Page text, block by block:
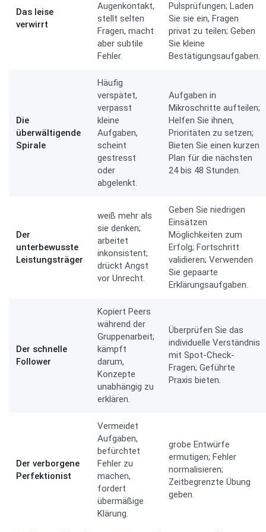
Das leise
verwirrt
Augenkontakt,
stellt selten
Fragen, macht
aber subtile
Fehler.
Pulsprüfungen; Laden
Sie sie ein, Fragen
privat zu teilen; Geben
Sie kleine
Bestätigungsaufgaben.
Die
überwältigende
Spirale
Häufig
verspätet,
verpasst
kleine
Aufgaben,
scheint
gestresst
oder
abgelenkt.
Aufgaben in
Mikroschritte aufteilen;
Helfen Sie ihnen,
Prioritäten zu setzen;
Bieten Sie einen kurzen
Plan für die nächsten
24 bis 48 Stunden.
Der
unterbewusste
Leistungsträger
weiß mehr als
sie denken;
arbeitet
inkonsistent;
drückt Angst
vor Unrecht.
Geben Sie niedrigen
Einsätzen
Möglichkeiten zum
Erfolg; Fortschritt
validieren; Verwenden
Sie gepaarte
Erklärungsaufgaben.
Der schnelle
Follower
Kopiert Peers
während der
Gruppenarbeit;
kämpft
darum,
Konzepte
unabhängig zu
erklären.
Überprüfen Sie das
individuelle Verständnis
mit Spot-Check-
Fragen; Geführte
Praxis bieten.
Der verborgene
Perfektionist
Vermeidet
Aufgaben,
befürchtet
Fehler zu
machen,
fordert
übermäßige
Klärung.
grobe Entwürfe
ermutigen; Fehler
normalisieren;
Zeitbegrenzte Übung
geben.